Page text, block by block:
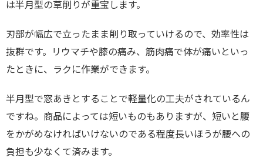
は半月型の草削りが重宝します。
刃部が幅広で立ったまま削り取っていけるので、効率性は
抜群です。リウマチや膝の痛み、筋肉痛で体が痛いといっ
たときに、ラクに作業ができます。
半月型で窓あきとすることで軽量化の工夫がされているん
ですね。商品によっては短いものもありますが、短いと腰
をかがめなければいけないのである程度長いほうが腰への
負担も少なくて済みます。